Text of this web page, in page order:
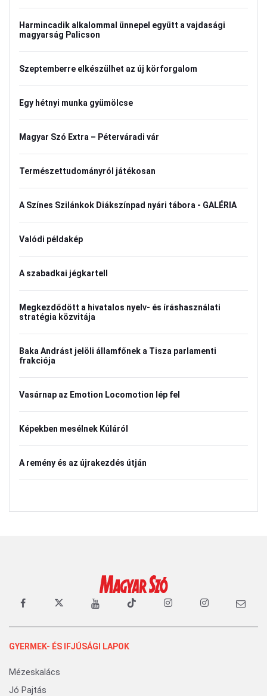
Harmincadik alkalommal ünnepel együtt a vajdasági
magyarság Palicson
Szeptemberre elkészülhet az új körforgalom
Egy hétnyi munka gyümölcse
Magyar Szó Extra – Péterváradi vár
Természettudományról játékosan
A Színes Szilánkok Diákszínpad nyári tábora - GALÉRIA
Valódi példakép
A szabadkai jégkartell
Megkezdődött a hivatalos nyelv- és íráshasználati
stratégia közvitája
Baka Andrást jelöli államfőnek a Tisza parlamenti
frakciója
Vasárnap az Emotion Locomotion lép fel
Képekben mesélnek Kúláról
A remény és az újrakezdés útján
GYERMEK- ÉS IFJÚSÁGI LAPOK
Mézeskalács
Jó Pajtás